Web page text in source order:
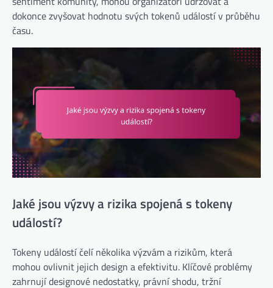
dokonce zvyšovat hodnotu svých tokenů událostí v průběhu
času.
Jaké jsou výzvy a rizika spojená s tokeny
událostí?
Tokeny událostí čelí několika výzvám a rizikům, která
mohou ovlivnit jejich design a efektivitu. Klíčové problémy
zahrnují designové nedostatky, právní shodu, tržní